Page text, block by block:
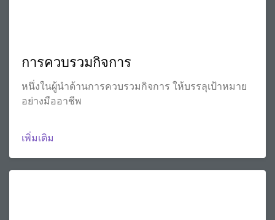
การควบรวมกิจการ
หนึ่งในผู้นำด้านการควบรวมกิจการ ให้บรรลุเป้าหมาย
อย่างมืออาชีพ
เพิ่มเติม